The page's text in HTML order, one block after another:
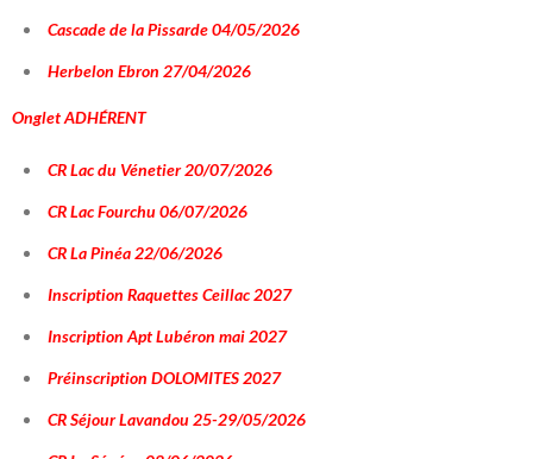
Cascade de la Pissarde 04/05/2026
Herbelon Ebron 27/04/2026
OngletADHÉRENT
CR Lac du Vénetier 20/07/2026
CR Lac Fourchu 06/07/2026
CR La Pinéa 22/06/2026
Inscription Raquettes Ceillac 2027
Inscription Apt Lubéron mai 2027
Préinscription DOLOMITES 2027
CR Séjour Lavandou 25-29/05/2026